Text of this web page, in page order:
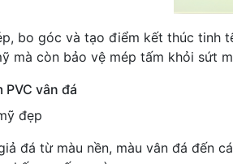
bo góc và tạo điểm kết thúc tinh
mà còn bảo vệ mép tấm khỏi sứt
PVC vân đá
đẹp
đá từ màu nền, màu vân đá đến